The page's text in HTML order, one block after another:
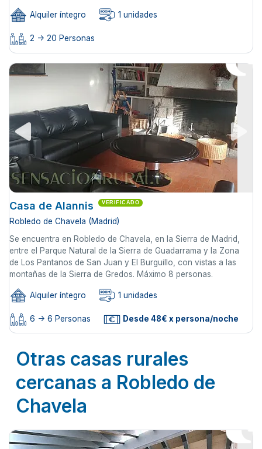
Alquiler íntegro 1 unidades
2 -> 20 Personas
Casa de Alannis VERIFICADO
Robledo de Chavela (Madrid)
Se encuentra en Robledo de Chavela, en la Sierra de Madrid,
entre el Parque Natural de la Sierra de Guadarrama y la Zona
de Los Pantanos de San Juan y El Burguillo, con vistas a las
montañas de la Sierra de Gredos. Máximo 8 personas.
Alquiler íntegro 1 unidades
6 -> 6 Personas Desde 48€ x persona/noche
Otras casas rurales
cercanas a Robledo de
Chavela